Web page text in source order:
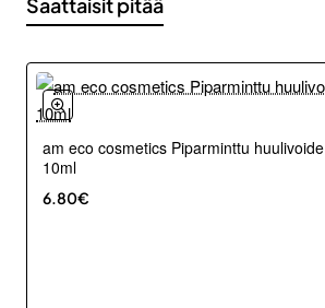
Saattaisit pitää
am eco cosmetics Piparminttu huulivoide
10ml
6.80€